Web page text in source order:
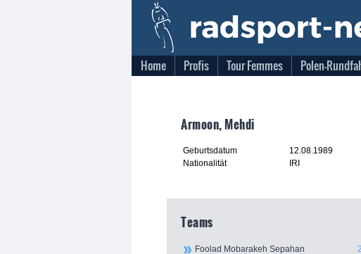
Home Profis Tour Femmes Polen-
Armoon, Mehdi
Geburtsdatum
12.08.1989
Nationalität
IRI
Teams
Foolad Mobarakeh Sepahan